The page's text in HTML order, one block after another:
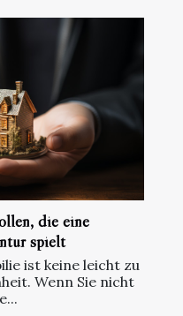
die eine
spielt
ist keine leicht zu
Wenn Sie nicht